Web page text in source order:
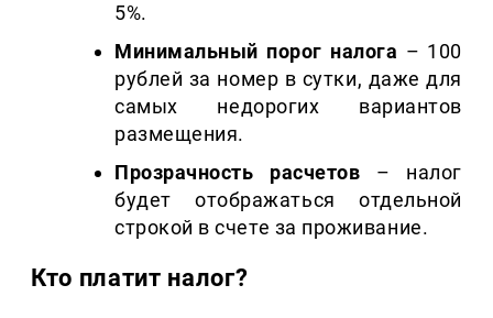
5%.
Минимальный порог налога – 100
рублей за номер в сутки, даже для
самых недорогих вариантов
размещения.
Прозрачность расчетов – налог
будет отображаться отдельной
строкой в счете за проживание.
Кто платит налог?